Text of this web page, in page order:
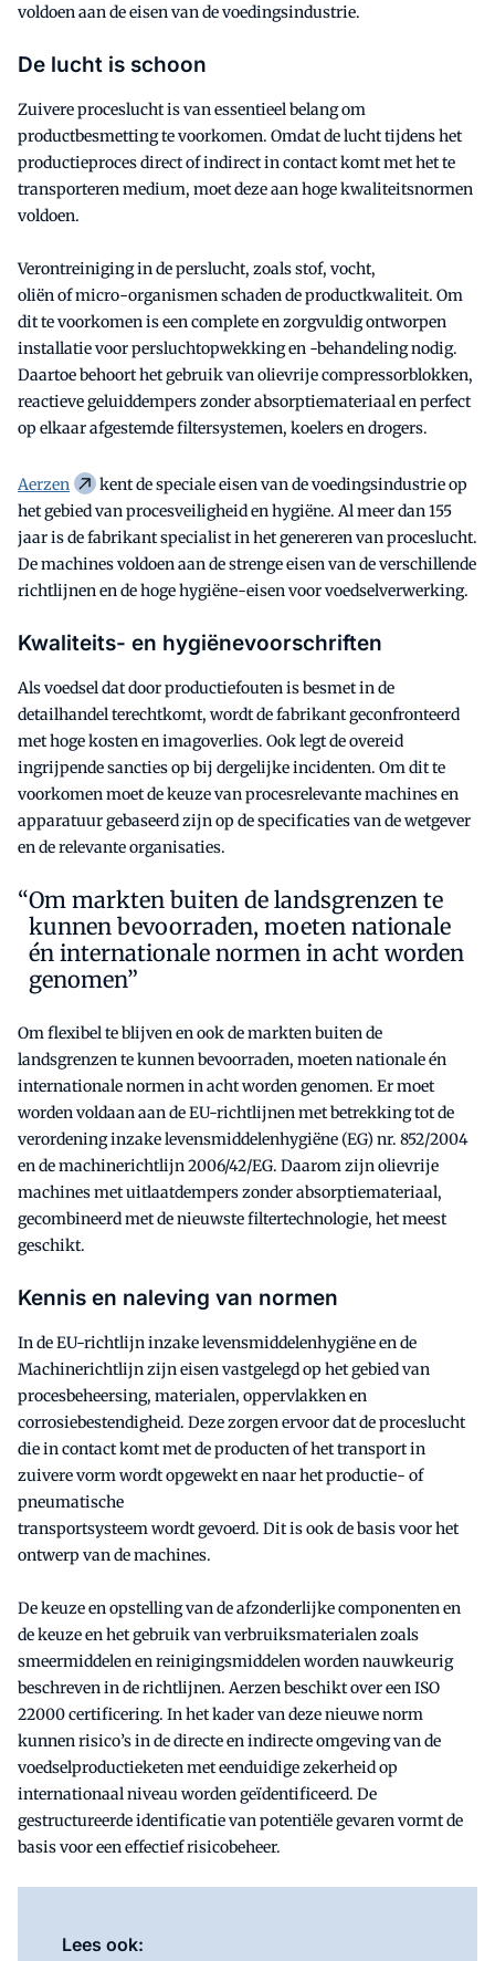
voldoen aan de eisen van de voedingsindustrie.
De lucht is schoon
Zuivere proceslucht is van essentieel belang om
productbesmetting te voorkomen. Omdat de lucht tijdens het
productieproces direct of indirect in contact komt met het te
transporteren medium, moet deze aan hoge kwaliteitsnormen
voldoen.
Verontreiniging in de perslucht, zoals stof, vocht,
oliën of micro-organismen schaden de productkwaliteit. Om
dit te voorkomen is een complete en zorgvuldig ontworpen
installatie voor persluchtopwekking en -behandeling nodig.
Daartoe behoort het gebruik van olievrije compressorblokken,
reactieve geluiddempers zonder absorptiemateriaal en perfect
op elkaar afgestemde filtersystemen, koelers en drogers.
Aerzen
kent de speciale eisen van de voedingsindustrie op
het gebied van procesveiligheid en hygiëne. Al meer dan 155
jaar is de fabrikant specialist in het genereren van proceslucht.
De machines voldoen aan de strenge eisen van de verschillende
richtlijnen en de hoge hygiëne-eisen voor voedselverwerking.
Kwaliteits- en hygiënevoorschriften
Als voedsel dat door productiefouten is besmet in de
detailhandel terechtkomt, wordt de fabrikant geconfronteerd
met hoge kosten en imagoverlies. Ook legt de overeid
ingrijpende sancties op bij dergelijke incidenten. Om dit te
voorkomen moet de keuze van procesrelevante machines en
apparatuur gebaseerd zijn op de specificaties van de wetgever
en de relevante organisaties.
Om markten buiten de landsgrenzen te
kunnen bevoorraden, moeten nationale
én internationale normen in acht worden
genomen”
Om flexibel te blijven en ook de markten buiten de
landsgrenzen te kunnen bevoorraden, moeten nationale én
internationale normen in acht worden genomen. Er moet
worden voldaan aan de EU-richtlijnen met betrekking tot de
verordening inzake levensmiddelenhygiëne (EG) nr. 852/2004
en de machinerichtlijn 2006/42/EG. Daarom zijn olievrije
machines met uitlaatdempers zonder absorptiemateriaal,
gecombineerd met de nieuwste filtertechnologie, het meest
geschikt.
Kennis en naleving van normen
In de EU-richtlijn inzake levensmiddelenhygiëne en de
Machinerichtlijn zijn eisen vastgelegd op het gebied van
procesbeheersing, materialen, oppervlakken en
corrosiebestendigheid. Deze zorgen ervoor dat de proceslucht
die in contact komt met de producten of het transport in
zuivere vorm wordt opgewekt en naar het productie- of
pneumatische
transportsysteem wordt gevoerd. Dit is ook de basis voor het
ontwerp van de machines.
De keuze en opstelling van de afzonderlijke componenten en
de keuze en het gebruik van verbruiksmaterialen zoals
smeermiddelen en reinigingsmiddelen worden nauwkeurig
beschreven in de richtlijnen. Aerzen beschikt over een ISO
22000 certificering. In het kader van deze nieuwe norm
kunnen risico’s in de directe en indirecte omgeving van de
voedselproductieketen met eenduidige zekerheid op
internationaal niveau worden geïdentificeerd. De
gestructureerde identificatie van potentiële gevaren vormt de
basis voor een effectief risicobeheer.
Lees ook: